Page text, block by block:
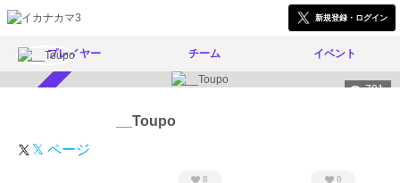
新規登録・ログイン
プレイヤー チーム イベント
791
__Toupo
𝕏 ページ
8 0